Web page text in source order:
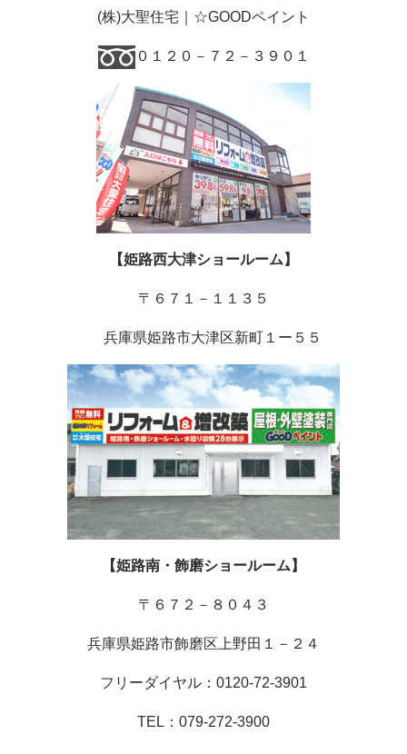
(株)大聖住宅｜☆GOODペイント
０１２０－７２－３９０１
【姫路西大津ショールーム】
〒６７１－１１３５
兵庫県姫路市大津区新町１ー５５
【姫路南・飾磨ショールーム】
〒６７２－８０４３
兵庫県姫路市飾磨区上野田１－２４
フリーダイヤル：0120-72-3901
TEL：079-272-3900